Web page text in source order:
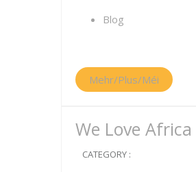
Blog
Mehr/Plus/Méi
We Love Africa
CATEGORY :